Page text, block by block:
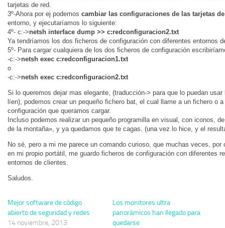
tarjetas de red.
3º-Ahora por ej podemos cambiar las configuraciones de las tarjetas
entorno, y ejecutaríamos lo siguiente:
4º- c:->netsh interface dump >> c:redconfiguracion2.txt
Ya tendríamos los dos ficheros de configuración con diferentes entornos
5º- Para cargar cualquiera de los dos ficheros de configuración
-c:->netsh exec c:redconfiguracion1.txt
o
-c:->netsh exec c:redconfiguracion2.txt
Si lo queremos dejar mas elegante, (traducción-> para que lo puedan
líen), podemos crear un pequeño fichero bat, el cual llame a un fichero o
configuración que queramos cargar.
Incluso podemos realizar un pequeño programilla en visual, con iconos,
de la montaña», y ya quedamos que te cagas. (una vez lo hice, y el
No sé, pero a mi me parece un comando curioso, que muchas veces, por
en mi propio portátil, me guardo ficheros de configuración con diferentes
entornos de clientes.
Saludos.
Mejor software de código
abierto de seguridad y redes
14 noviembre, 2013
Los monitores ultra
panorámicos han llegado para
quedarse